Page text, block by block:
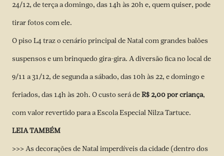
24/12, de terça a domingo, das 14h às 20h e, quem quiser, pode
tirar fotos com ele.
O piso L4 traz o cenário principal de Natal com grandes balões
suspensos e um brinquedo gira-gira. A diversão fica no local de
9/11 a 31/12, de segunda a sábado, das 10h às 22, e domingo e
feriados, das 14h às 20h. O custo será deR$ 2,00 por criança,
com valor revertido para a Escola Especial Nilza Tartuce.
LEIA TAMBÉM
>>> As decorações de Natal imperdíveis da cidade (dentro dos